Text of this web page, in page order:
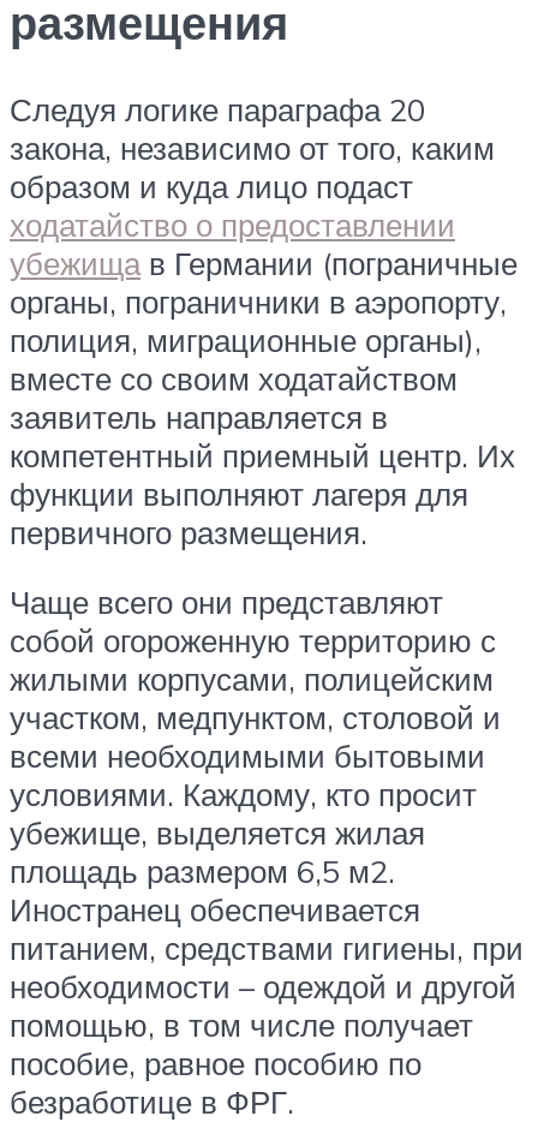
размещения
Следуя логике параграфа 20
закона, независимо от того, каким
образом и куда лицо подаст
ходатайство о предоставлении
убежищав Германии (пограничные
органы, пограничники в аэропорту,
полиция, миграционные органы),
вместе со своим ходатайством
заявитель направляется в
компетентный приемный центр. Их
функции выполняют лагеря для
первичного размещения.
Чаще всего они представляют
собой огороженную территорию с
жилыми корпусами, полицейским
участком, медпунктом, столовой и
всеми необходимыми бытовыми
условиями. Каждому, кто просит
убежище, выделяется жилая
площадь размером 6,5 м2.
Иностранец обеспечивается
питанием, средствами гигиены, при
необходимости – одеждой и другой
помощью, в том числе получает
пособие, равное пособию по
безработице в ФРГ.